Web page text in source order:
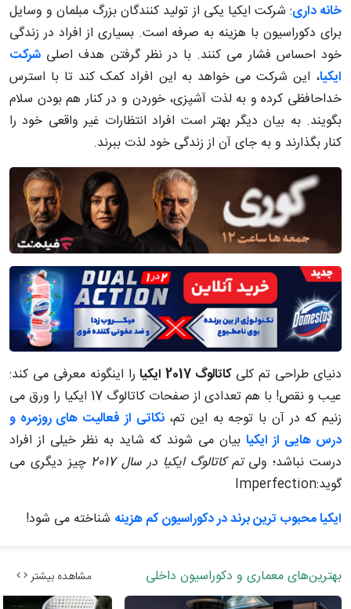
خانه داری: شرکت ایکیا یکی از تولید کنندگان بزرگ مبلمان و وسایل
برای دکوراسیون با هزینه به صرفه است. بسیاری از افراد در زندگی
خود احساس فشار می کنند. با در نظر گرفتن هدف اصلی شرکت
ایکیا، این شرکت می خواهد به این افراد کمک کند تا با استرس
خداحافظی کرده و به لذت آشپزی، خوردن و در کنار هم بودن سلام
بگویند. به بیان دیگر بهتر است افراد انتظارات غیر واقعی خود را
کنار بگذارند و به جای آن از زندگی خود لذت ببرند.
دنیای طراحی تم کلیکاتالوگ 2017 ایکیا
را اینگونه معرفی می کند:
عیب و نقص! با هم تعدادی از صفحات کاتالوگ 17 ایکیا را ورق می
زنیم که در آن با توجه به این تم،نکاتی از فعالیت های روزمره و
درس هایی از ایکیا بیان می شوند که شاید به نظر خیلی از افراد
درست نباشد؛ ولیتم کاتالوگ ایکیا در سال 2017
چیز دیگری می
گوید:Imperfection
ایکیا محبوب ترین برند در دکوراسیون کم هزینه شناخته می شود!
بهترین‌های معماری و دکوراسیون داخلی مشاهده بیشتر